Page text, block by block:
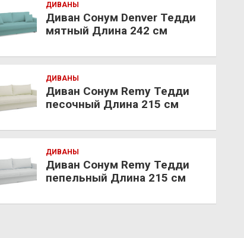
ДИВАНЫ
Диван Сонум Denver Тедди
мятный Длина 242 см
ДИВАНЫ
Диван Сонум Remy Тедди
песочный Длина 215 см
ДИВАНЫ
Диван Сонум Remy Тедди
пепельный Длина 215 см